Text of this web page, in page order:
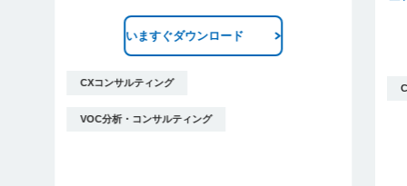
いますぐダウンロード
CXコンサルティング
VOC分析・コンサルティング